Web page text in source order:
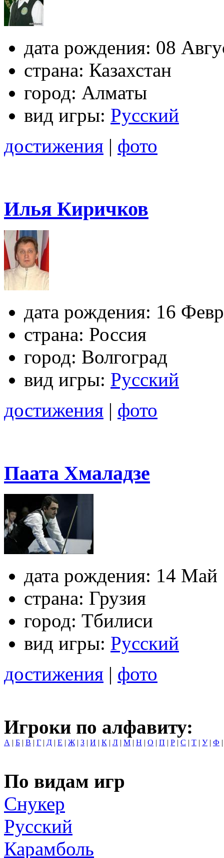
дата рождения: 08
страна: Казахстан
город: Алматы
вид игры: Русский
достижения | фото
Илья Киричков
дата рождения: 16
страна: Россия
город: Волгоград
вид игры: Русский
достижения | фото
Паата Хмаладзе
дата рождения: 14 Май
страна: Грузия
город: Тбилиси
вид игры: Русский
достижения | фото
Игроки по алфавиту:
А | Б | В | Г | Д | Е | Ж | З | И | К | Л | М | Н | О | П | Р | С | Т | У| Ф
По видам игр
Снукер
Русский
Карамболь